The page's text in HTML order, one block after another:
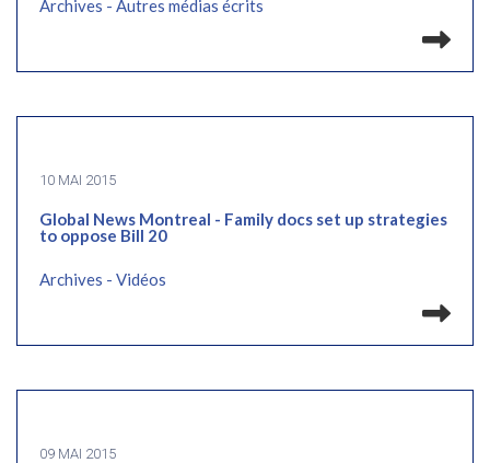
Archives - Autres médias écrits
10 MAI 2015
Global News Montreal - Family docs set up strategies
to oppose Bill 20
Archives - Vidéos
09 MAI 2015